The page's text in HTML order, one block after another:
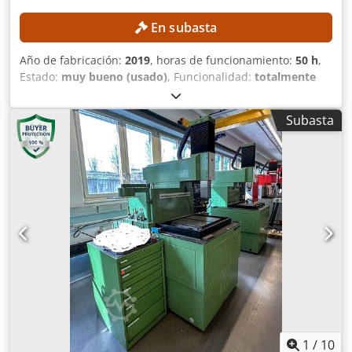
aproximadamente 300 kg Superficie de instalación neta:
0,01 m² Superficie de base del marco de carga: 0,713 m²
Nivel de presión sonora medio a velocidad máxima a 1 m
de la parte frontal de la máquina: 61 dB(A) Accionamiento
Velocidad del travesaño: mín. 0,0005 mm/min hasta máx.
600 mm/min Velocidad de retorno del travesaño: máx.
1.000 mm/min Desviación de la velocidad de
accionamiento establecida: máx. 0,05 % del valor real
Resolución de la trayectoria del accionamiento: 0,317891
nm Precisión de repetición del posicionamiento sin
inversión de dirección: ±2,0 µm Control adaptativo Tiempo
de ciclo: 1.000 Hz Entrada de red Conector de conexión a la
red CEE 7 (Schuko) Conexión a la red: 230 V, 1 fase/N/PE
Consumo de energía a plena carga: aproximadamente 2,3
kVA Frecuencia de la red: 50/60 Hz Protección del lado de
la red del cable de conexión a la red: 16 A Funciones de
seguridad El accionamiento está equipado con un freno de
retención mecánico. Al apagar, al accionar el paro de
emergencia o en caso de fallo de corriente, la máquina de
ensayo de materiales se detiene en la posición actual. Se
En subasta
Año de fabricación: 2019, horas de funcionamiento: 50 h,
Estado: muy bueno (usado), Funcionalidad: totalmente
, Sin precio mínimo: ¡venta garantizada al precio
más alto! Equipo con solo 50 horas de funcionamiento. ¡El
precio de compra original era de 280.000 €! Actualmente,
el equipo está solo parcialmente operativo, ya que no está
conectado al sistema de refrigeración. DETALLES TÉCNICOS
Tipos de componentes: tornillos y pernos M8 y M10
Proceso: endurecimiento inductivo automático
Rendimiento: aproximadamente 70–80 piezas/min.
DETALLES DE LA MÁQUINA Automatización y alimentación
Alimentación: cinta transportadora de almacenamiento
Sistema de transporte: transportador vertical Clasificación:
clasificador lineal Separación: automática Plato de
indexación: de 8 posiciones Nidos por estación: 2 Medio de
enfriamiento: agua Tanque de agua de enfriamiento:
disponible Descarga: cinta transportadora magnética
Desmagnetización: disponible Filtración del medio de
Subasta
1 / 10